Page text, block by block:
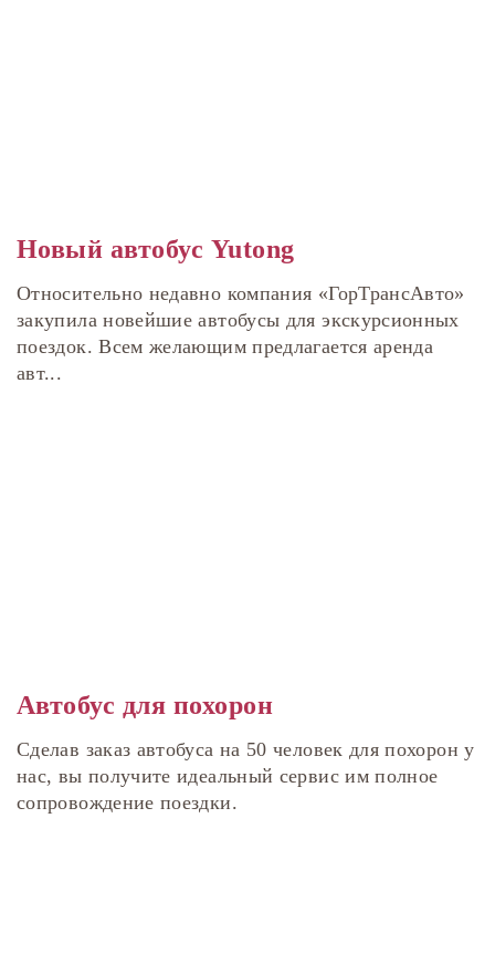
Новый автобус Yutong
Относительно недавно компания «ГорТрансАвто»
закупила новейшие автобусы для экскурсионных
поездок. Всем желающим предлагается аренда
авт...
Автобус для похорон
Сделав заказ автобуса на 50 человек для похорон у
нас, вы получите идеальный сервис им полное
сопровождение поездки.